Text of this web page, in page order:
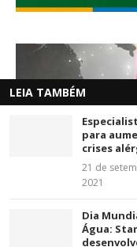
LEIA TAMBÉM
para
crises
21 de
2021
Dia
Água: